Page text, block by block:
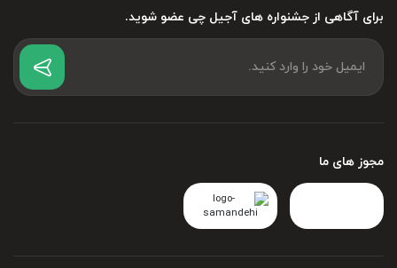
برای آگاهی از جشنواره های آجیل چی عضو شوید.
مجوز های ما